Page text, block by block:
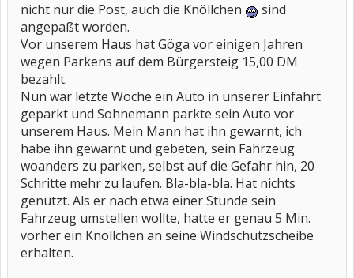
nicht nur die Post, auch die Knöllchen
sind
angepaßt worden.
Vor unserem Haus hat Göga vor einigen Jahren
wegen Parkens auf dem Bürgersteig 15,00 DM
bezahlt.
Nun war letzte Woche ein Auto in unserer Einfahrt
geparkt und Sohnemann parkte sein Auto vor
unserem Haus. Mein Mann hat ihn gewarnt, ich
habe ihn gewarnt und gebeten, sein Fahrzeug
woanders zu parken, selbst auf die Gefahr hin, 20
Schritte mehr zu laufen. Bla-bla-bla. Hat nichts
genutzt. Als er nach etwa einer Stunde sein
Fahrzeug umstellen wollte, hatte er genau 5 Min.
vorher ein Knöllchen an seine Windschutzscheibe
erhalten.